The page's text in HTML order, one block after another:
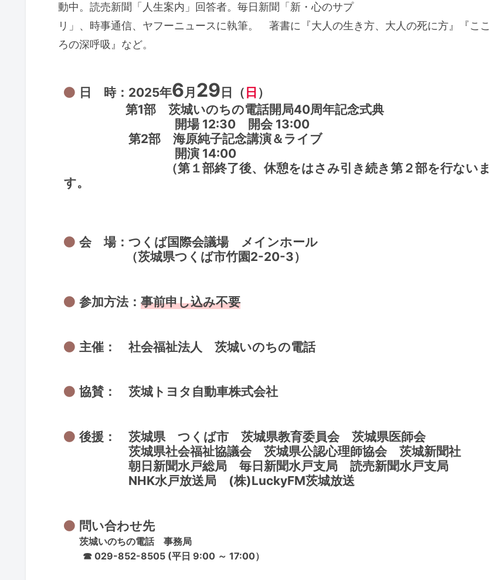
動中。読売新聞「人生案内」回答者。毎日新聞「新・心のサプ
リ」、時事通信、ヤフーニュースに執筆。 著書に『大人の生き方、大人の死に方』『ここ
ろの深呼吸』など。
日 時：2025年6 月 29 日（ 日 ）
第1部 茨城いのちの電話開局40周年記念式典
開場 12:30 開会 13:00
第2部 海原純子記念講演＆ライブ
開演 14:00
（第１部終了後、休憩をはさみ引き続き第２部を行ないま
す。
会 場：つくば国際会議場 メインホール
（茨城県つくば市竹園2-20-3）
参加方法：事前申し込み不要
主催： 社会福祉法人 茨城いのちの電話
協賛： 茨城トヨタ自動車株式会社
後援： 茨城県 つくば市 茨城県教育委員会 茨城県医師会
茨城県社会福祉協議会 茨城県公認心理師協会 茨城新聞社
朝日新聞水戸総局 毎日新聞水戸支局 読売新聞水戸支局
NHK水戸放送局 (株)LuckyFM茨城放送
問い合わせ先
茨城いのちの電話 事務局
☎ 029-852-8505 (平日 9:00 ～ 17:00）